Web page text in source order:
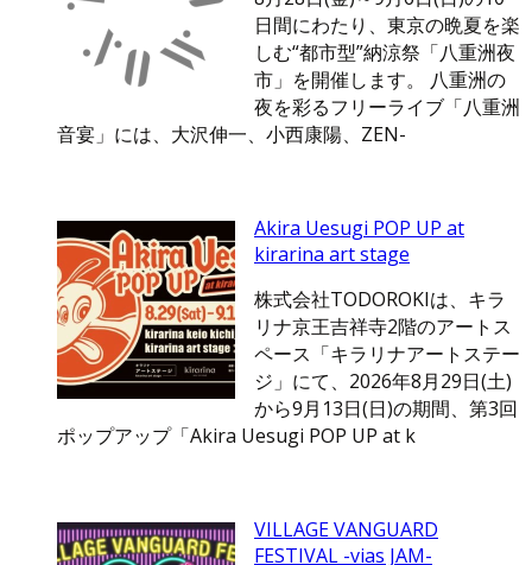
日間にわたり、東京の晩夏を楽
しむ“都市型”納涼祭「八重洲夜
市」を開催します。 八重洲の
夜を彩るフリーライブ「八重洲
音宴」には、大沢伸一、小西康陽、ZEN-
Akira Uesugi POP UP at
kirarina art stage
株式会社TODOROKIは、キラ
リナ京王吉祥寺2階のアートス
ペース「キラリナアートステー
ジ」にて、2026年8月29日(土)
から9月13日(日)の期間、第3回
ポップアップ「Akira Uesugi POP UP at k
VILLAGE VANGUARD
FESTIVAL -vias JAM-